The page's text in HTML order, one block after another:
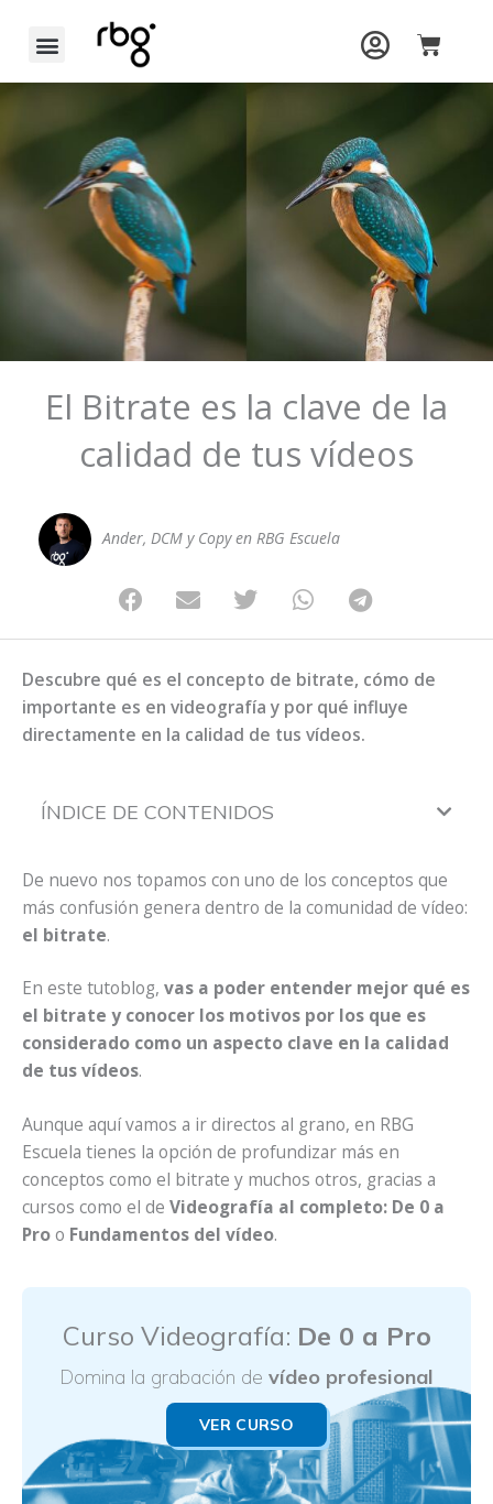
El Bitrate es la clave de la
calidad de tus vídeos
Ander, DCM y Copy en RBG Escuela
Descubre qué es el concepto de bitrate, cómo de
importante es en videografía y por qué influye
directamente en la calidad de tus vídeos.
ÍNDICE DE CONTENIDOS
De nuevo nos topamos con uno de los conceptos que
más confusión genera dentro de la comunidad de vídeo:
el bitrate.
En este tutoblog, vas a poder entender mejor qué es
el bitrate y conocer los motivos por los que es
considerado como un aspecto clave en la calidad
de tus vídeos.
Aunque aquí vamos a ir directos al grano, en RBG
Escuela tienes la opción de profundizar más en
conceptos como el bitrate y muchos otros, gracias a
cursos como el de Videografía al completo: De 0 a
Proo Fundamentos del vídeo.
Curso Videografía: De 0 a Pro
Domina la grabación de vídeo profesional
VER CURSO